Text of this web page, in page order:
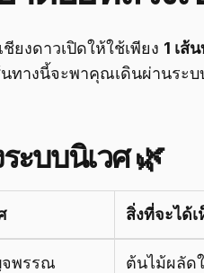
ยงดาวเปิดให้ใช้เพียง 1 เส้
ทางนี้จะพาคุณเดินผ่านระบ
ะบบนิเวศ 🌿
สิ่งที่จะได้
จพรรณ ต้นไม้ผลัด